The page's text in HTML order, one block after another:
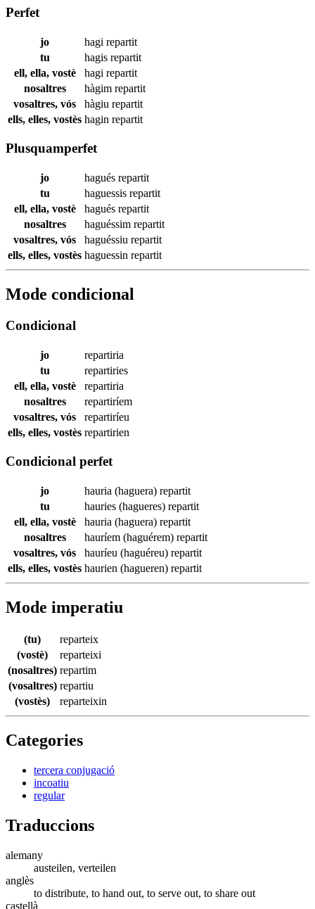
Perfet
jo hagi repartit
tu
hagis repartit
ell, ella, vostè
hagi repartit
nosaltres
hàgim repartit
vosaltres, vós
hàgiu repartit
ells, elles, vostès hagin repartit
Plusquamperfet
jo hagués repartit
tu
haguessis repartit
ell, ella, vostè
hagués repartit
nosaltres
haguéssim repartit
vosaltres, vós
haguéssiu repartit
ells, elles, vostès haguessin repartit
Mode condicional
Condicional
jo
repartiria
tu
repartiries
ell, ella, vostè
repartiria
nosaltres
repartiríem
vosaltres, vós
repartiríeu
ells, elles, vostès repartirien
Condicional perfet
jo hauria (haguera) repartit
tu
hauries (hagueres) repartit
ell, ella, vostè
hauria (haguera) repartit
nosaltres
hauríem (haguérem) repartit
vosaltres, vós
hauríeu (haguéreu) repartit
ells, elles, vostès haurien (hagueren) repartit
Mode imperatiu
(tu)
reparteix
(vostè)
reparteixi
(nosaltres) repartim
(vosaltres) repartiu
(vostès)
reparteixin
Categories
tercera conjugació
incoatiu
regular
Traduccions
alemany
austeilen, verteilen
anglès
to distribute, to hand out, to serve out, to share out
castellà